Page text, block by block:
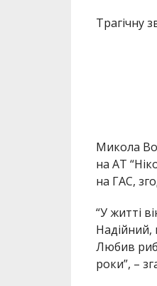
Трагічну
Микола
на АТ
на ГАС,
“У житті
Надійний,
Любив
роки”, –